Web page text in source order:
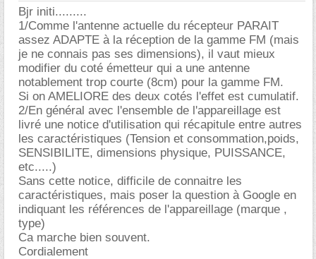
Bjr initi.........
1/Comme l'antenne actuelle du récepteur PARAIT
assez ADAPTE à la réception de la gamme FM (mais
je ne connais pas ses dimensions), il vaut mieux
modifier du coté émetteur qui a une antenne
notablement trop courte (8cm) pour la gamme FM.
Si on AMELIORE des deux cotés l'effet est cumulatif.
2/En général avec l'ensemble de l'appareillage est
livré une notice d'utilisation qui récapitule entre autres
les caractéristiques (Tension et consommation,poids,
SENSIBILITE, dimensions physique, PUISSANCE,
etc.....)
Sans cette notice, difficile de connaitre les
caractéristiques, mais poser la question à Google en
indiquant les références de l'appareillage (marque ,
type)
Ca marche bien souvent.
Cordialement